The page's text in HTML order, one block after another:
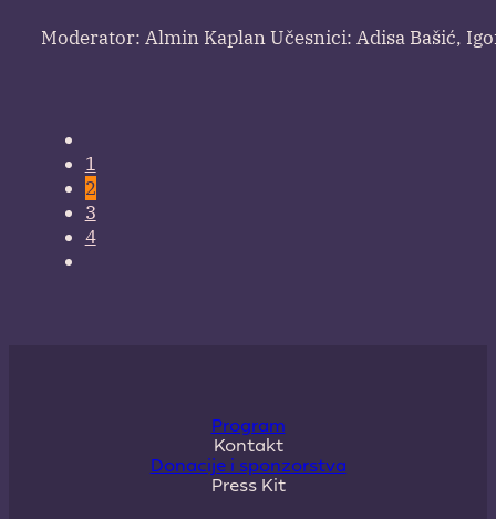
Moderator: Almin Kaplan Učesnici: Adisa Bašić,
1
2
3
4
Program
Kontakt
Donacije i sponzorstva
Press Kit